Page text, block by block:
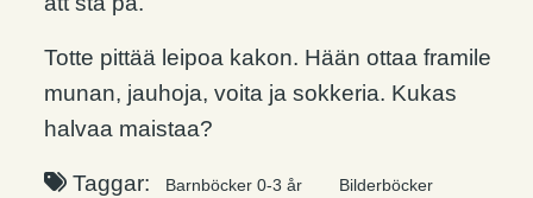
Totte pittää leipoa kakon. Hään ottaa framile
munan, jauhoja, voita ja sokkeria. Kukas
halvaa maistaa?
Taggar: Barnböcker 0-3 år
Bilderböcker